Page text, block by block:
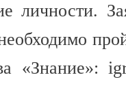
личности.
«Знание»: